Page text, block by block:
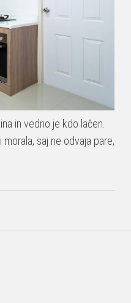
in vedno je kdo lačen.
saj ne odvaja pare,